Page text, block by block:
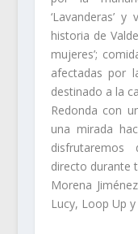
‘Lavanderas’
historia de
mujeres’;
afectadas por
destinado a la
Redonda con
una mirada
disfrutaremos
directo durante
Morena
Lucy, Loop Up y